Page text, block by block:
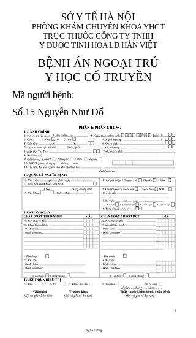
SỞ Y TẾ HÀ NỘI
PHÒNG KHÁM CHUYÊN KHOA YHCT
TRỰC THUỘC CÔNG TY TNHH
Y DƯỢC TINH HOA LD HÀN VIỆT
BỆNH ÁN NGOẠI TRÚ
Y HỌC CỔ TRUYỀN
Mã người bệnh:
Số 15 Nguyễn Như Đổ
1. Họ và tên (In
hoa):
1 9 9 5
8
8
X
X
Nghề nghiệp